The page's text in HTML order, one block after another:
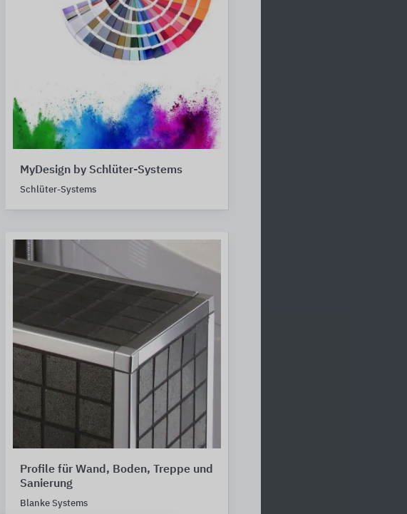
MyDesign by Schlüter-Systems
Schlüter-Systems
Profile für Wand, Boden, Treppe und
Sanierung
Blanke Systems